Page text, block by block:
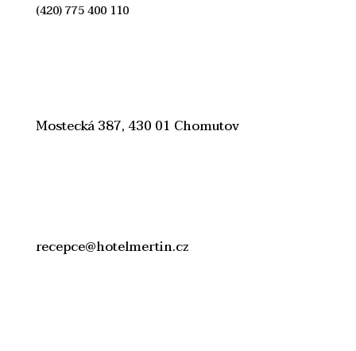
(420) 775 400 110
Mostecká 387, 430 01 Chomutov
recepce@hotelmertin.cz